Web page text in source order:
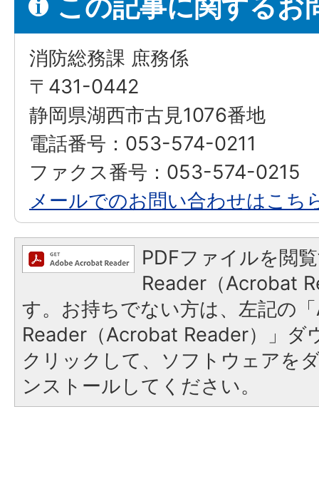
消防総務課 庶務係
〒431-0442
静岡県湖西市古見1076番地
電話番号：053-574-0211
ファクス番号：053-574-0215
メールでのお問い合わせはこち
PDFファイルを閲
Reader（Acrobat
す。お持ちでない方は、左記の
Reader（Acrobat Reader）」ダ
クリックして、ソフトウェアを
ンストールしてください。